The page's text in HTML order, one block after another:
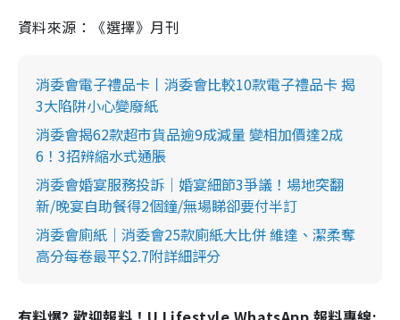
資料來源：《選擇》月刊
消委會電子禮品卡丨消委會比較10款電子禮品卡 揭
3大陷阱小心變廢紙
消委會揭62款超市貨品逾9成減量 變相加價達2成
6！3招辨縮水式通脹
消委會婚宴服務投訴｜婚宴細節3爭議！場地突翻
新/晚宴自助餐得2個鐘/無場睇卻要付半訂
消委會廁紙｜消委會25款廁紙大比併 維達、潔柔奪
高分每卷最平$2.7附詳細評分